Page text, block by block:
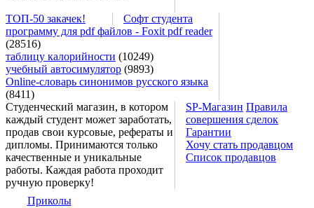
ТОП-50 закачек!
Софт студента
программу для pdf файлов - Foxit pdf reader
(28516)
таблицу калорийности (10249)
учебный автосимулятор (9893)
Online-словарь синонимов русского языка
(8411)
Студенческий магазин, в котором
каждый студент может заработать,
продав свои курсовые, рефераты и
дипломы. Принимаются только
качественные и уникальные
работы. Каждая работа проходит
ручную проверку!
SP-Магазин Правила
совершения сделок
Гарантии
Хочу стать продавцом
Список продавцов
Приколы